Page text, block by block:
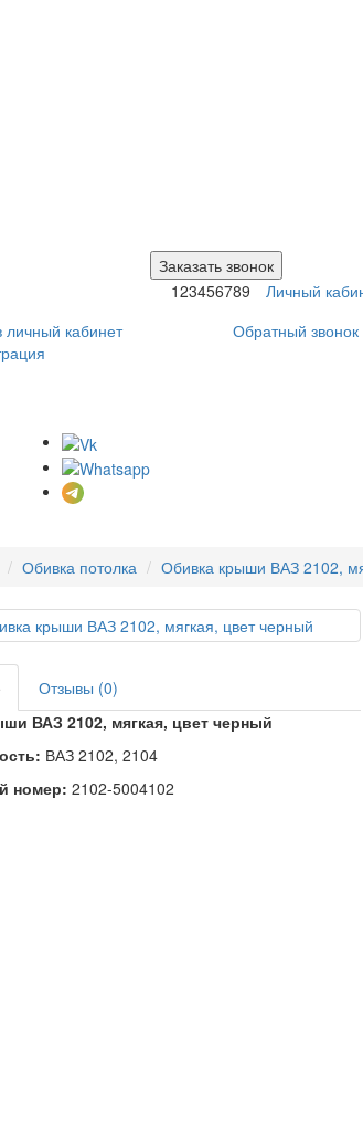
Заказать звонок
123456789 Личный
личный кабинет
Обратный звонок
Обивка потолка Обивка крыши ВАЗ 2102,
Отзывы (0)
ВАЗ 2102, мягкая, цвет черный
ВАЗ 2102, 2104
номер: 2102-5004102